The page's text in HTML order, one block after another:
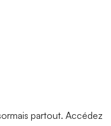
partout. Accédez